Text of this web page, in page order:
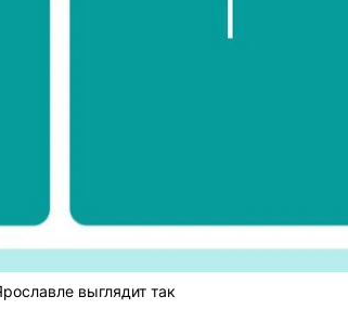
выглядит так